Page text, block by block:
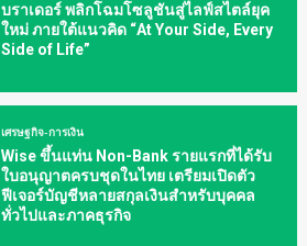
บราเดอร์ พลิกโฉมโซลูชันสู่ไลฟ์สไตล์ยุค
ใหม่ ภายใต้แนวคิด “At Your Side, Every
Side of Life”
เศรษฐกิจ-การเงิน
Wise ขึ้นแท่น Non-Bank รายแรกที่ได้รับ
ใบอนุญาตครบชุดในไทย เตรียมเปิดตัว
ฟีเจอร์บัญชีหลายสกุลเงินสำหรับบุคคล
ทั่วไปและภาคธุรกิจ